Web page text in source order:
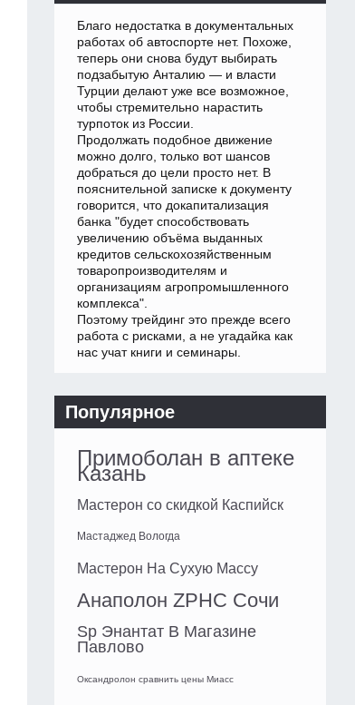
Благо недостатка в документальных
работах об автоспорте нет. Похоже,
теперь они снова будут выбирать
подзабытую Анталию — и власти
Турции делают уже все возможное,
чтобы стремительно нарастить
турпоток из России.
Продолжать подобное движение
можно долго, только вот шансов
добраться до цели просто нет. В
пояснительной записке к документу
говорится, что докапитализация
банка "будет способствовать
увеличению объёма выданных
кредитов сельскохозяйственным
товаропроизводителям и
организациям агропромышленного
комплекса".
Поэтому трейдинг это прежде всего
работа с рисками, а не угадайка как
нас учат книги и семинары.
Популярное
Примоболан в аптеке
Казань
Мастерон со скидкой Каспийск
Мастаджед Вологда
Мастерон На Сухую Массу
Анаполон ZPHC Сочи
Sp Энантат В Магазине
Павлово
Оксандролон сравнить цены Миасс